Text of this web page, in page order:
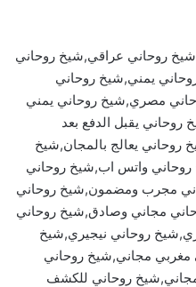
روحاني عراقي,شيخ روحاني
يمني,شيخ روحاني
مصري,شيخ روحاني يمني
يقبل الدفع بعد
يعالج بالمجان,شيخ
روحاني واتس اب,شيخ روحاني
مجرب ومضمون,شيخ روحاني
مجاني وصادق,شيخ روحاني
روحاني نيجيري,شيخ
مجاني,شيخ روحاني
روحاني للكشف